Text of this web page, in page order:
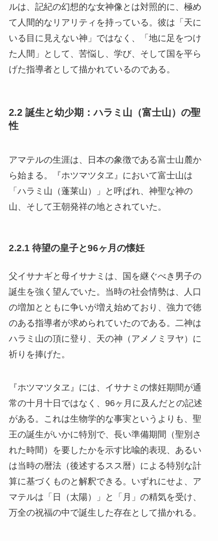
ルは、記紀の幻想的な女神像とは対照的に、極め
て人間的なリアリティを持っている。彼は「天に
いる目に見えない神」ではなく、「地に足をつけ
た人間」として、苦悩し、学び、そして国を平ら
げた指導者として描かれているのである。
2.2 誕生と幼少期：ハラミ山（富士山）の聖
性
アマテルの生涯は、日本の象徴である富士山麓か
ら始まる。『ホツマツタヱ』において富士山は
「ハラミ山（蓬莱山）」と呼ばれ、神聖な神の
山、そして王朝発祥の地とされていた。
2.2.1 待望の皇子と96ヶ月の懐妊
父イサナギと母イサナミは、国を継ぐべき男子の
誕生を強く望んでいた。当時の社会情勢は、人口
の増加とともに争いが増え始めており、強力で徳
のある指導者が求められていたのである。二神は
ハラミ山の頂に登り、天の神（アメノミヲヤ）に
祈りを捧げた。
『ホツマツタヱ』には、イサナミの懐妊期間が通
常の十月十日ではなく、96ヶ月に及んだとの記述
がある。これは生物学的な事実というよりも、聖
王の誕生がいかに特別で、長い準備期間（聖別さ
れた時間）を要したかを示す比喩的表現、あるい
は当時の暦法（後述するスス暦）による特別な計
算に基づくものと解釈できる。いずれにせよ、ア
マテルは「日（太陽）」と「月」の精気を受け、
万全の祝福の中で誕生した存在として描かれる。